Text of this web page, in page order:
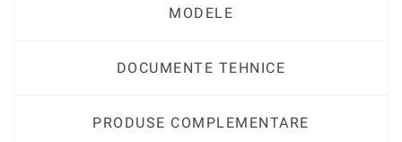
MODELE
DOCUMENTE TEHNICE
PRODUSE COMPLEMENTARE